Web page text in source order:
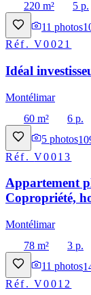
220 m²
5 p.
11 photos
Réf.V0021
Idéal
Montélimar
60 m²
6 p.
5 photos
Réf.V0013
Appartement
Copropriété,
Montélimar
78 m²
3 p.
11 photos
Réf.V0012